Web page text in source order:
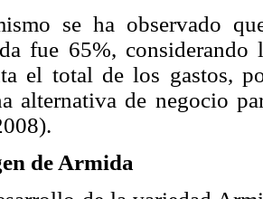
se ha observado
fue 65%,
el total de los gastos,
alternativa de negocio
de Armida